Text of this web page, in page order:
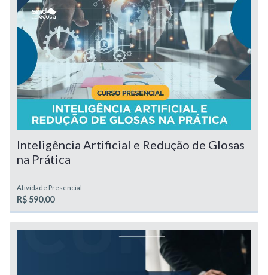
Inteligência Artificial e Redução de Glosas
na Prática
Atividade Presencial
R$ 590,00